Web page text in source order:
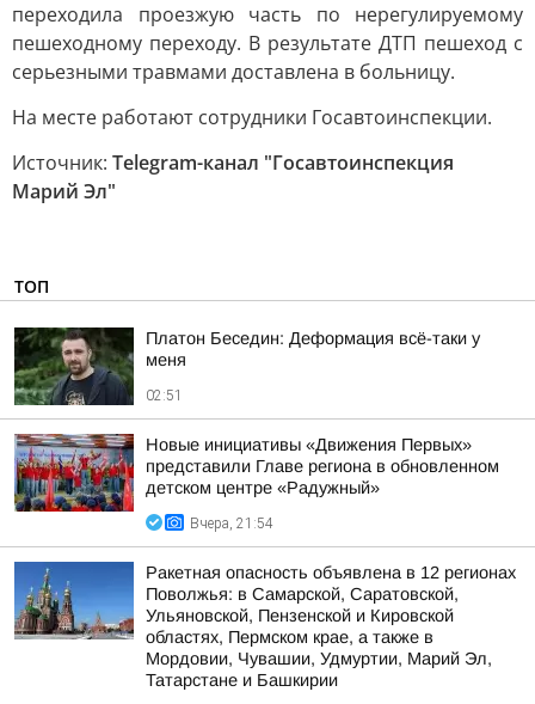
переходила проезжую часть по нерегулируемому
пешеходному переходу. В результате ДТП пешеход с
серьезными травмами доставлена в больницу.
На месте работают сотрудники Госавтоинспекции.
Источник: Telegram-канал "Госавтоинспекция
Марий Эл"
ТОП
Платон Беседин: Деформация всё-таки у
меня
02:51
Новые инициативы «Движения Первых»
представили Главе региона в обновленном
детском центре «Радужный»
Вчера, 21:54
Ракетная опасность объявлена в 12 регионах
Поволжья: в Самарской, Саратовской,
Ульяновской, Пензенской и Кировской
областях, Пермском крае, а также в
Мордовии, Чувашии, Удмуртии, Марий Эл,
Татарстане и Башкирии